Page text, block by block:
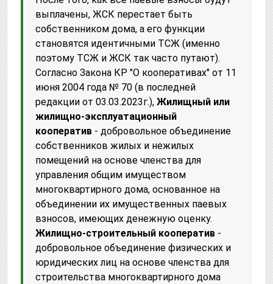
выплачены, ЖСК перестает быть
собственником дома, а его функции
становятся идентичными ТСЖ (именно
поэтому ТСЖ и ЖСК так часто путают).
Согласно Закона КР "О кооперативах" от 11
июня 2004 года № 70 (в последней
редакции от 03.03.2023г.), Жилищный или
жилищно-эксплуатационный
кооператив - добровольное объединение
собственников жилых и нежилых
помещений на основе членства для
управления общим имуществом
многоквартирного дома, основанное на
объединении их имущественных паевых
взносов, имеющих денежную оценку.
Жилищно-строительный кооператив -
добровольное объединение физических и
юридических лиц на основе членства для
строительства многоквартирного дома